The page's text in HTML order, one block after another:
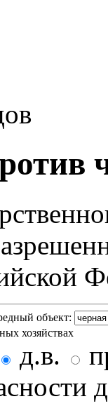
объект:
хозяйствах
д.в.